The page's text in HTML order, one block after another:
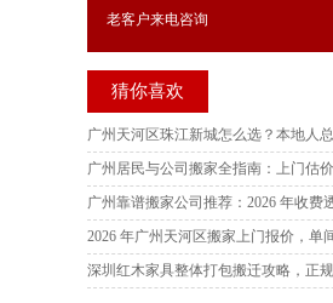
老客户来电咨询
猜你喜欢